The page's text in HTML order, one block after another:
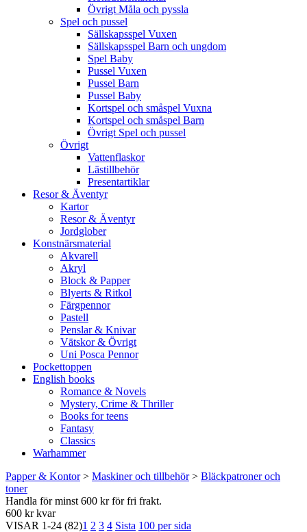
Övrigt Måla och pyssla
Spel och pussel
Sällskapsspel Vuxen
Sällskapsspel Barn och ungdom
Spel Baby
Pussel Vuxen
Pussel Barn
Pussel Baby
Kortspel och småspel Vuxna
Kortspel och småspel Barn
Övrigt Spel och pussel
Övrigt
Vattenflaskor
Lästillbehör
Presentartiklar
Resor & Äventyr
Kartor
Resor & Äventyr
Jordglober
Konstnärsmaterial
Akvarell
Akryl
Block & Papper
Blyerts & Ritkol
Färgpennor
Pastell
Penslar & Knivar
Vätskor & Övrigt
Uni Posca Pennor
Pockettoppen
English books
Romance & Novels
Mystery, Crime & Thriller
Books for teens
Fantasy
Classics
Warhammer
Papper & Kontor> Maskiner och tillbehör> Bläckpatroner och
toner
Handla för minst 600 kr för fri frakt.
600 kr kvar
VISAR 1-24 (82)1 2 3 4 Sista 100 per sida